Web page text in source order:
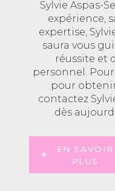
Sylvie Aspas-
expérience,
expertise,
saura vous
réussite et
personnel.
pour
contactez
dès
EN SAVOIR
PLUS